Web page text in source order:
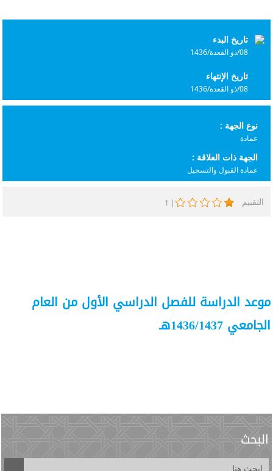
تاريخ البدء
08/ذو القعدة/1436
تاريخ الإنتهاء
08/ذو القعدة/1436
نوع الجهة :
عمادة
الجهة ذات العلاقة :
عمادة القبول والتسجيل
التقييم |
1
موعد الدراسة للفصل الدراسي الأول من العام
الجامعي 1436/1437هـ
البحث